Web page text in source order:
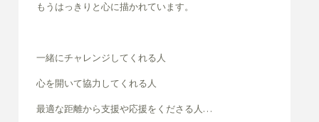
もうはっきりと心に描かれています。
一緒にチャレンジしてくれる人
心を開いて協力してくれる人
最適な距離から支援や応援をくださる人…